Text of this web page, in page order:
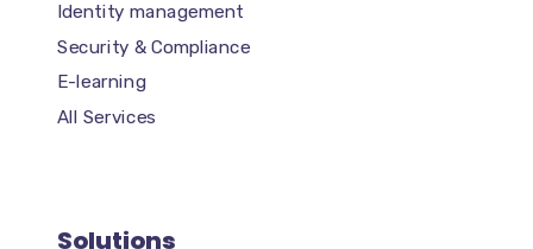
Identity management
Security & Compliance
E-learning
All Services
Solutions